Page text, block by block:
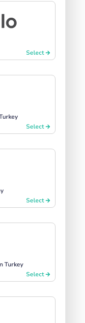
Select
Select
Select
Turkey
Select